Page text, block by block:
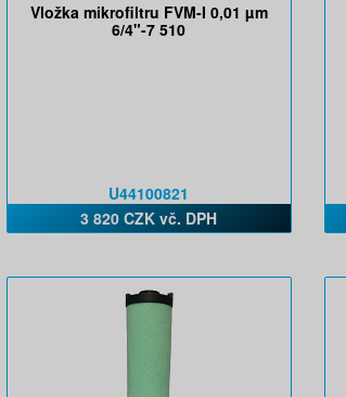
Vložka mikrofiltru FVM-I 0,01 µm
6/4"-7 510
U44100821
3 820 CZK vč. DPH